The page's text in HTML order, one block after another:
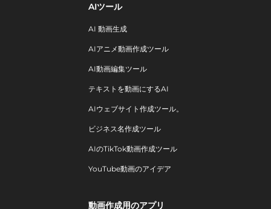
AIツール
AI 動画生成
AIアニメ動画作成ツール
AI動画編集ツール
テキストを動画にするAI
AIウェブサイト作成ツール。
ビジネス名作成ツール
AIのTikTok動画作成ツール
YouTube動画のアイデア
動画作成用のアプリ